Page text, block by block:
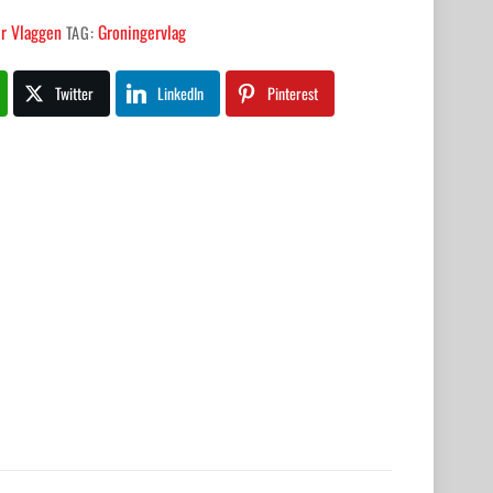
Vlaggen TAG:Groningervlag
Twitter LinkedIn Pinterest